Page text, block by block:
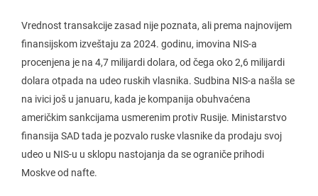
Vrednost transakcije zasad nije poznata, ali prema najnovijem
finansijskom izveštaju za 2024. godinu, imovina NIS-a
procenjena je na 4,7 milijardi dolara, od čega oko 2,6 milijardi
dolara otpada na udeo ruskih vlasnika. Sudbina NIS-a našla se
na ivici još u januaru, kada je kompanija obuhvaćena
američkim sankcijama usmerenim protiv Rusije. Ministarstvo
finansija SAD tada je pozvalo ruske vlasnike da prodaju svoj
udeo u NIS-u u sklopu nastojanja da se ograniče prihodi
Moskve od nafte.